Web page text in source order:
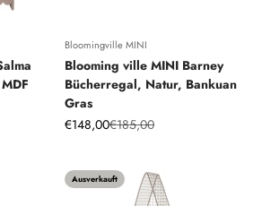
Bloomingville MINI
Blooming ville MINI Barney
Bücherregal, Natur, Bankuan
Gras
Angebot
€148,00Regulärer Preis
€185,00
Ausverkauft